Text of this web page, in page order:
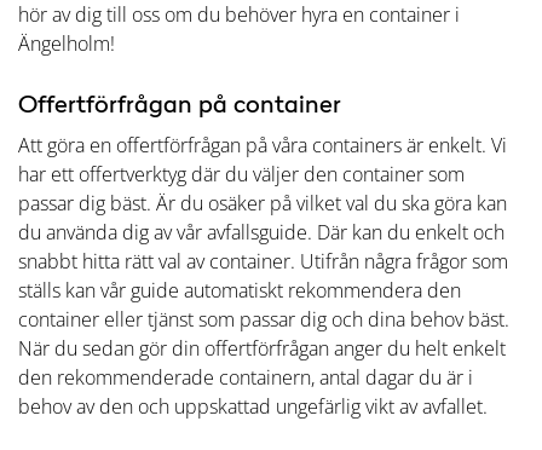
hör av dig till oss om du behöver hyra en container i
Ängelholm!
Offertförfrågan på container
Att göra en offertförfrågan på våra containers är enkelt. Vi
har ett offertverktyg där du väljer den container som
passar dig bäst. Är du osäker på vilket val du ska göra kan
du använda dig av vår avfallsguide. Där kan du enkelt och
snabbt hitta rätt val av container. Utifrån några frågor som
ställs kan vår guide automatiskt rekommendera den
container eller tjänst som passar dig och dina behov bäst.
När du sedan gör din offertförfrågan anger du helt enkelt
den rekommenderade containern, antal dagar du är i
behov av den och uppskattad ungefärlig vikt av avfallet.